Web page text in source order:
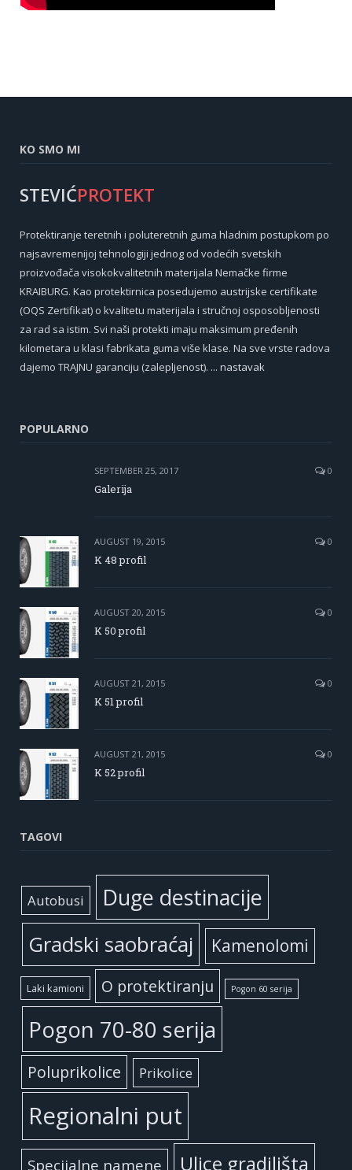
KO SMO MI
STEVIĆPROTEKT
Protektiranje teretnih i poluteretnih guma hladnim postupkom po
najsavremenijoj tehnologiji jednog od vodećih svetskih
proizvođača visokokvalitetnih materijala Nemačke firme
KRAIBURG. Kao protektirnica posedujemo austrijske certifikate
(OQS Zertifikat) o kvalitetu materijala i stručnoj osposobljenosti
za rad sa istim. Svi naši protekti imaju maksimum pređenih
kilometara u klasi fabrikata guma više klase. Na sve vrste radova
dajemo TRAJNU garanciju (zalepljenost). ... nastavak
POPULARNO
SEPTEMBER 25, 2017 0
Galerija
AUGUST 19, 2015 0
K 48 profil
AUGUST 20, 2015 0
K 50 profil
AUGUST 21, 2015 0
K 51 profil
AUGUST 21, 2015 0
K 52 profil
TAGOVI
Autobusi Duge destinacije
Gradski saobraćaj Kamenolomi
Laki kamioni O protektiranju Pogon 60 serija
Pogon 70-80 serija
Poluprikolice Prikolice
Regionalni put
Specijalne namene Ulice gradilišta